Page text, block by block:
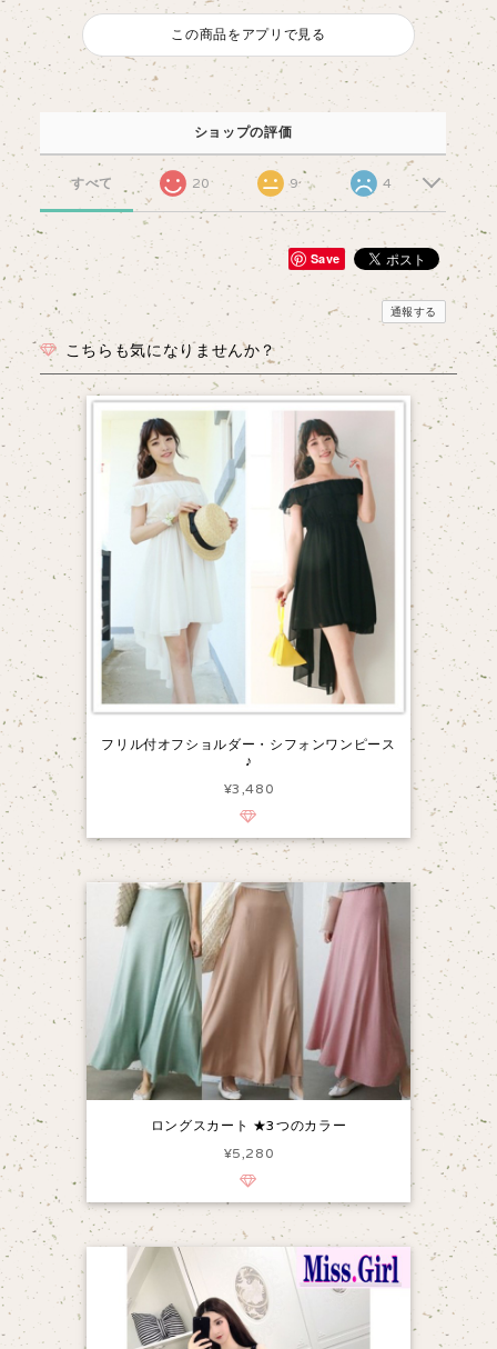
この商品をアプリで見る
ショップの評価
すべて 20 9 4
Save
通報する
こちらも気になりませんか？
フリル付オフショルダー・シフォンワンピース
♪
¥3,480
ロングスカート ★3つのカラー
¥5,280